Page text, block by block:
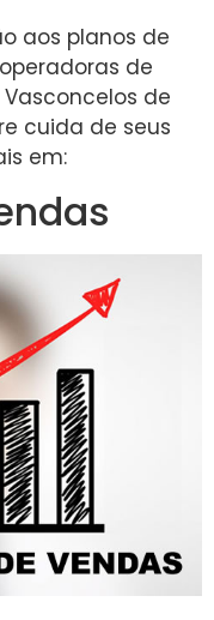
aos planos de
de
de
cuida de seus
em: